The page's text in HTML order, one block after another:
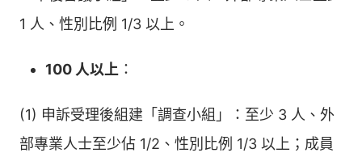
1 人、性別比例 1/3 以上。
100 人以上 ：
(1) 申訴受理後組建「調查小組」：至少 3 人、外
部專業人士至少佔 1/2、性別比例 1/3 以上；成員